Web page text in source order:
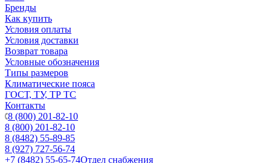
Бренды
Как купить
Условия оплаты
Условия доставки
Возврат товара
Условные обозначения
Типы размеров
Климатические пояса
ГОСТ, ТУ, ТР ТС
Контакты
8 (800) 201-82-10
8 (800) 201-82-10
8 (8482) 55-89-85
8 (927) 727-56-74
+7 (8482) 55-65-74Отдел снабжения